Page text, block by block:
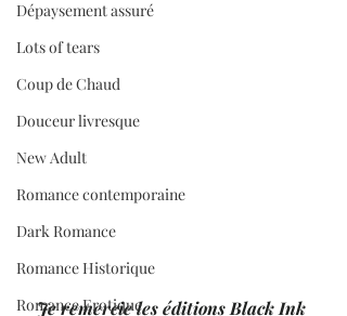
Dépaysement assuré
Lots of tears
Coup de Chaud
Douceur livresque
New Adult
Romance contemporaine
Dark Romance
Romance Historique
Romance Erotique
Je remercie les éditions Black Ink